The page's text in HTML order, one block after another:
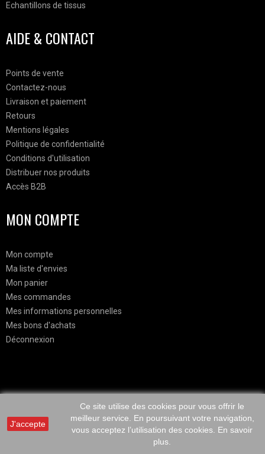
Echantillons de tissus
AIDE & CONTACT
Points de vente
Contactez-nous
Livraison et paiement
Retours
Mentions légales
Politique de confidentialité
Conditions d'utilisation
Distribuer nos produits
Accès B2B
MON COMPTE
Mon compte
Ma liste d'envies
Mon panier
Mes commandes
Mes informations personnelles
Mes bons d'achats
Déconnexion
pochettes, des cravates. Mr. Célestin est le numéro 1 du noeud papillon en bois en Belgique.
J'accepte
Ce site utilise des cookies pour vous offrir le
meilleur service. En poursuivant votre navigation,
vous acceptez l’utilisation des cookies. En savoir
plus.